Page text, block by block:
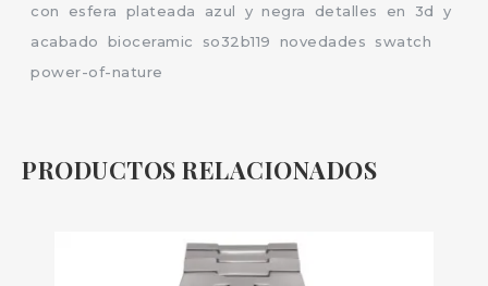
con
esfera plateada azul y negra detalles en 3d
y
acabado
bioceramic so32b119 novedades
swatch
power-of-nature
PRODUCTOS RELACIONADOS